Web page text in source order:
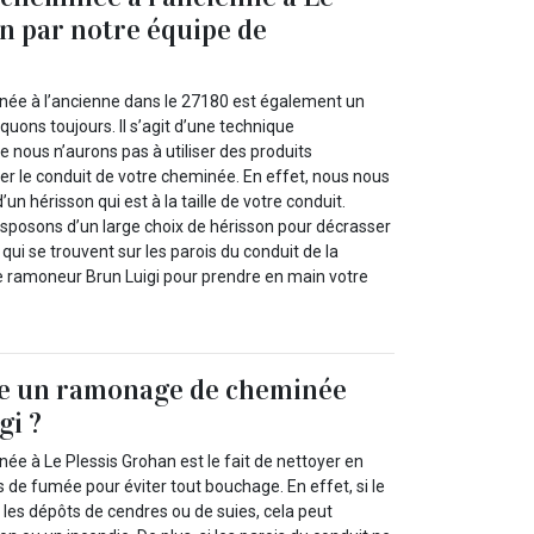
par notre équipe de
à l’ancienne dans le 27180 est également un
toujours. Il s’agit d’une technique
nous n’aurons pas à utiliser des produits
le conduit de votre cheminée. En effet, nous nous
hérisson qui est à la taille de votre conduit.
d’un large choix de hérisson pour décrasser
se trouvent sur les parois du conduit de la
Brun Luigi pour prendre en main votre
ramonage de cheminée
?
à Le Plessis Grohan est le fait de nettoyer en
de fumée pour éviter tout bouchage. En effet, si le
dépôts de cendres ou de suies, cela peut